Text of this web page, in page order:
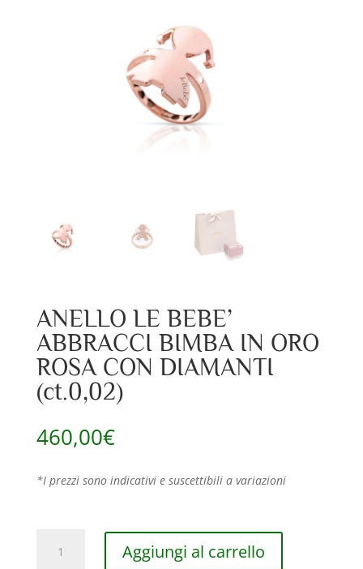
ANELLO LE BEBE’
ABBRACCI BIMBA IN ORO
ROSA CON DIAMANTI
(ct.0,02)
460,00€
*I prezzi sono indicativi e suscettibili a variazioni
Aggiungi al carrello